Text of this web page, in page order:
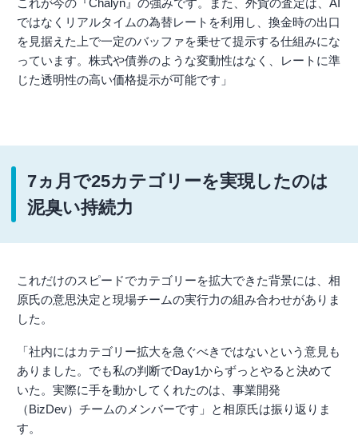
これが今の『Chalyn』の強みです。また、外貨の査定は、AI
ではなくリアルタイムの為替レートを利用し、換金時の出口
を見据えた上で一定のバッファを乗せて提示する仕組みにな
っています。株式や債券のような変動性はなく、レートに準
じた透明性の高い価格提示が可能です」
7ヵ月で25カテゴリーを実現したのは
泥臭い持続力
これだけのスピードでカテゴリーを拡大できた背景には、相
原氏の意思決定と現場チームの実行力の組み合わせがありま
した。
「社内にはカテゴリー拡大を急ぐべきではないという意見も
ありました。でも私の判断でDay1からずっとやると決めて
いた。実際に手を動かしてくれたのは、事業開発
（BizDev）チームのメンバーです」と相原氏は振り返りま
す。